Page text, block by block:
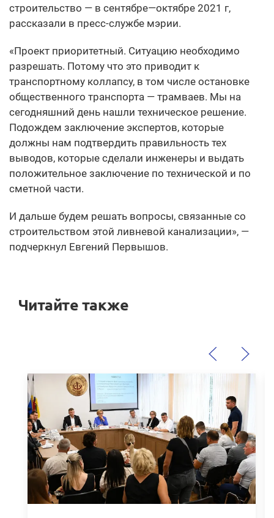
строительство — в сентябре—октябре 2021 г,
рассказали в пресс-службе мэрии.
«Проект приоритетный. Ситуацию необходимо
разрешать. Потому что это приводит к
транспортному коллапсу, в том числе остановке
общественного транспорта — трамваев. Мы на
сегодняшний день нашли техническое решение.
Подождем заключение экспертов, которые
должны нам подтвердить правильность тех
выводов, которые сделали инженеры и выдать
положительное заключение по технической и по
сметной части.
И дальше будем решать вопросы, связанные со
строительством этой ливневой канализации», —
подчеркнул Евгений Первышов.
Читайте также